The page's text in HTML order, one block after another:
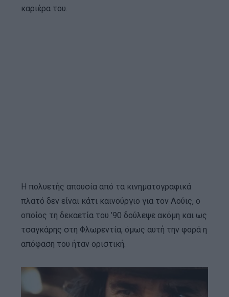
καριέρα του.
Η πολυετής απουσία από τα κινηματογραφικά
πλατό δεν είναι κάτι καινούργιο για τον Λούις, ο
οποίος τη δεκαετία του ’90 δούλεψε ακόμη και ως
τσαγκάρης στη Φλωρεντία, όμως αυτή την φορά η
απόφαση του ήταν οριστική.